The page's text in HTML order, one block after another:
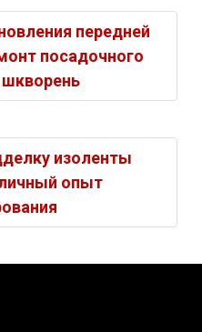
передней
посадочного
изоленты
опыт